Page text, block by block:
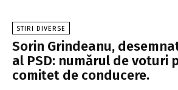
STIRI DIVERSE
Sorin Grindeanu,
al PSD: numărul de voturi
comitet de conducere.